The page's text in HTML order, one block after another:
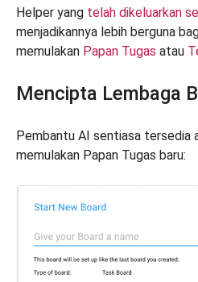
Helper yang telah dikeluarkan
menjadikannya lebih berguna
memulakan Papan Tugas atau
Mencipta Lembaga
Pembantu AI sentiasa tersedia
memulakan Papan Tugas baru: